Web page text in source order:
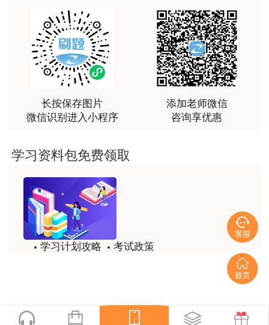
用户m2****66
非常非常非常非常棒！！!！
用户m2****66
非常非常非常非常棒！！!！
用户xi****mo
土建计量这门课我听了门金瑞和孙琦两位老师的课
试，非常感谢两位老师的课程。
用户xi****mo
时间是我们通过的保证，没有什么比坚持更有价值，
听王英老师的土建案例课程就是通过一造考试的最强
后盾没有之一，感谢王英老师。
用户xi****mo
报全科性价比很高，适合学习时间充足的学员，达江
老师讲课风趣幽默，李娜老师心灵鸡汤一篇接着一
长按保存图片
微信识别进入小程序
添加老师微信
咨询享优惠
学习资料包免费领取
学习计划攻略
考试政策